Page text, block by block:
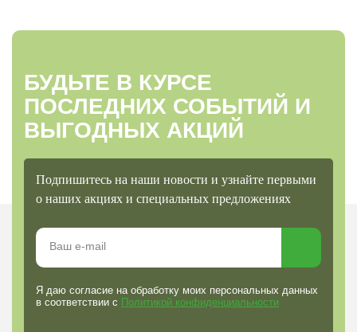
БУДЬТЕ В КУРСЕ
ПОСЛЕДНИХ СОБЫТИЙ И
ВЫГОДНЫХ АКЦИЙ
Подпишитесь на наши новости и узнайте первыми
о наших акциях и специальных предложениях
Я даю согласие на обработку моих персональных данных
в соответствии с Политикой конфиденциальности